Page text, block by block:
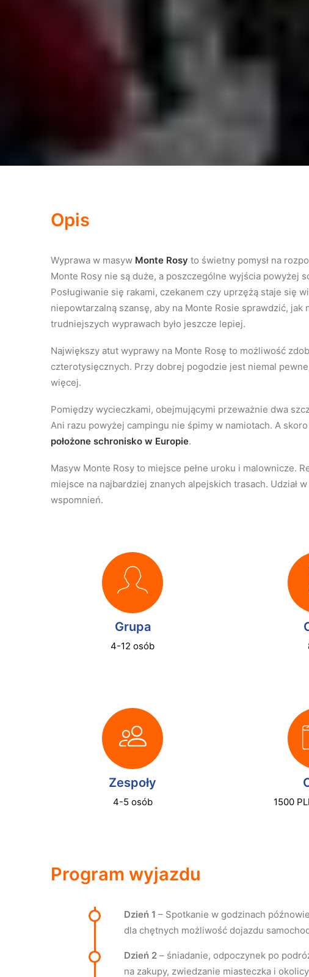
Opis
Wyprawa w masyw Monte Rosy to świetny pomysł na
Monte Rosy nie są duże, a poszczególne wyjścia powyżej
Posługiwanie się rakami, czekanem czy uprzężą staje się
niepowtarzalną szansę, aby na Monte Rosie sprawdzić,
trudniejszych wyprawach było jeszcze lepiej.
Największy atut wyprawy na Monte Rosę to możliwość
czterotysięcznych. Przy dobrej pogodzie jest niemal
więcej.
Pomiędzy wycieczkami, obejmującymi przeważnie dwa
Ani razu powyżej campingu nie śpimy w namiotach. A
położone schronisko w Europie.
Masyw Monte Rosy to miejsce pełne uroku i malownicze.
miejsce na najbardziej znanych alpejskich trasach. Udział
wspomnień.
Grupa
4-12 osób
Zespoły
4-5 osób 1500
Program wyjazdu
Dzień 1 – Spotkanie w godzinach
dla chętnych możliwość dojazdu
Dzień 2 – śniadanie, odpoczynek po
na zakupy, zwiedzanie miasteczka i